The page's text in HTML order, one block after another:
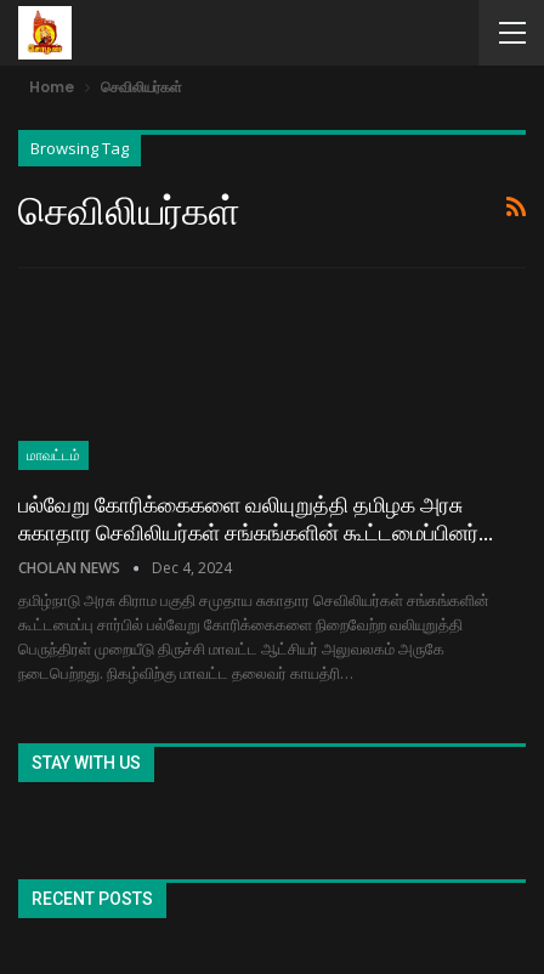
Home செவிலியர்கள்
Browsing Tag
செவிலியர்கள்
மாவட்டம்
பல்வேறு கோரிக்கைகளை வலியுறுத்தி தமிழக அரசு
சுகாதார செவிலியர்கள் சங்கங்களின் கூட்டமைப்பினர்…
CHOLAN NEWS Dec 4, 2024
தமிழ்நாடு அரசு கிராம பகுதி சமுதாய சுகாதார செவிலியர்கள் சங்கங்களின்
கூட்டமைப்பு சார்பில் பல்வேறு கோரிக்கைகளை நிறைவேற்ற வலியுறுத்தி
பெருந்திரள் முறையீடு திருச்சி மாவட்ட ஆட்சியர் அலுவலகம் அருகே
நடைபெற்றது. நிகழ்விற்கு மாவட்ட தலைவர் காயத்ரி…
STAY WITH US
RECENT POSTS